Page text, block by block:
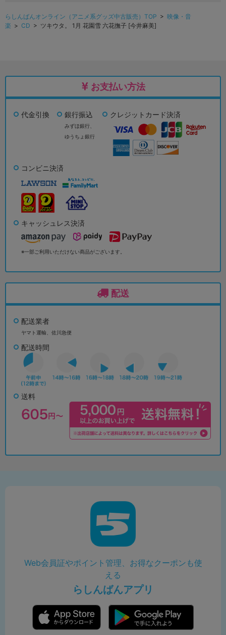
らしんばんオンライン（アニメ系グッズ中古販売）TOP > 映像・音
楽 > CD > ツキウタ。 1月 花園雪 六花撫子 [今井麻美]
お支払い方法
代金引換 銀行振込
みずほ銀行、
ゆうちょ銀行
クレジットカード決済
コンビニ決済
キャッシュレス決済
※一部ご利用いただけない商品がございます。
配送
配送業者
ヤマト運輸、佐川急便
配送時間
送料
Web会員証やポイント管理、お得なクーポンも使
える
らしんばんアプリ